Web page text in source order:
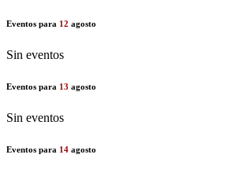
Eventos para 12 agosto
Sin eventos
Eventos para 13 agosto
Sin eventos
Eventos para 14 agosto